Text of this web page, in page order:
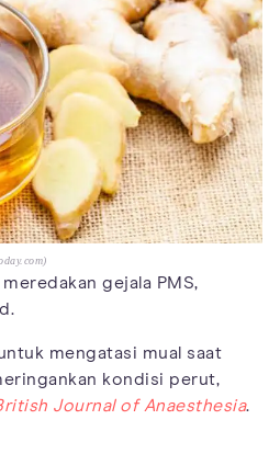
gejala PMS,
mengatasi mual saat
kondisi perut,
Journal of Anaesthesia.